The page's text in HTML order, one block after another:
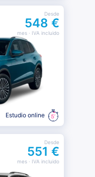
Desde
548 €
mes· IVA incluido
Estudio online
Desde
551 €
mes· IVA incluido